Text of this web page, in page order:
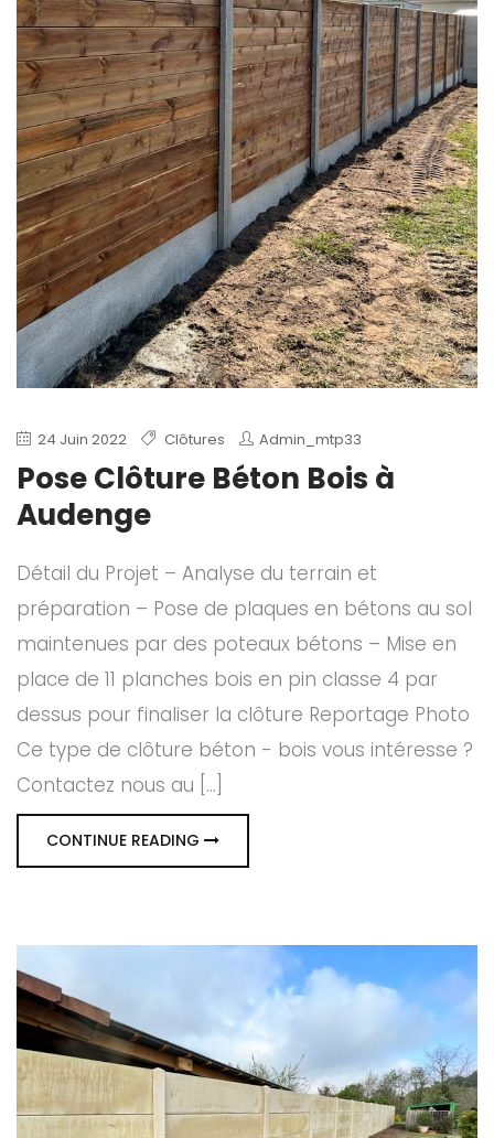
24 Juin 2022 Clôtures Admin_mtp33
Pose Clôture Béton Bois à
Audenge
Détail du Projet – Analyse du terrain et
préparation – Pose de plaques en bétons au sol
maintenues par des poteaux bétons – Mise en
place de 11 planches bois en pin classe 4 par
dessus pour finaliser la clôture Reportage Photo
Ce type de clôture béton - bois vous intéresse ?
Contactez nous au [...]
CONTINUE READING